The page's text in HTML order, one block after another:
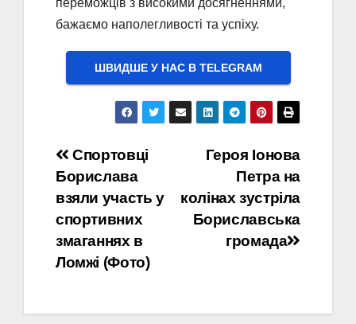
переможців з високими досягненнями,
бажаємо наполегливості та успіху.
ШВИДШЕ У НАС В ТELEGRAM
Навігація
записів
Героя Іонова
Петра на
колінах зустріла
Бориславська
громада
Спортовці
Борислава
взяли участь у
спортивних
змаганнях в
Ломжі (Фото)